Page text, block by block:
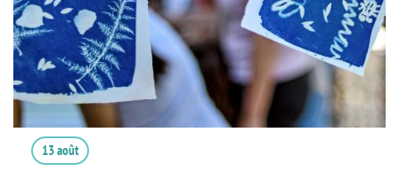
13 août